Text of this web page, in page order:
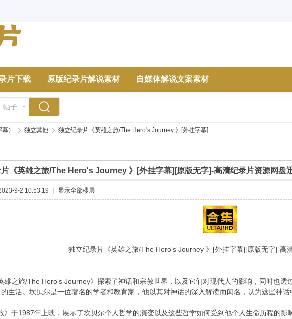
片下载 原版纪录片解说素材 自媒体解说文案素材
帖子
）
›
独立其他
›
独立纪录片《英雄之旅/The Hero's Journey 》[外挂字幕] ...
《英雄之旅/The Hero's Journey 》[外挂字幕][原版无字]-高清纪录片资源网盘
9-2 10:53:19 显示全部楼层
独立纪录片《英雄之旅/The Hero's Journey 》[外挂字幕][原版无字]-高
雄之旅/The Hero's Journey》探索了神话和宗教世界，以及它们对现代人的影响，同时也透
生活。坎贝尔是一位著名的学者和教育家，他以其对神话的深入解读而闻名，认为这些神
》于1987年上映，展示了坎贝尔个人哲学的演变以及这些哲学如何受到他个人生命历程的